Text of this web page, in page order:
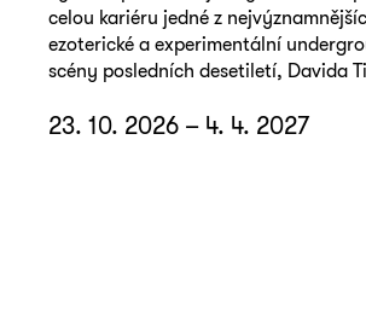
celou kariéru jedné z
ezoterické a experimentální
scény posledních desetiletí, Davida
23. 10. 2026 – 4. 4. 2027